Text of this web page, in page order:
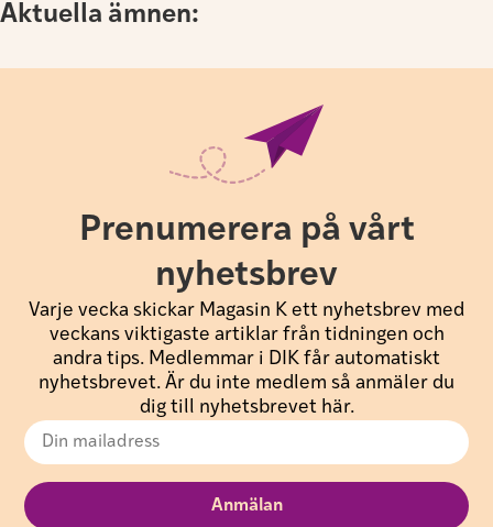
Aktuella ämnen:
Prenumerera på vårt
nyhetsbrev
Varje vecka skickar Magasin K ett nyhetsbrev med
veckans viktigaste artiklar från tidningen och
andra tips. Medlemmar i DIK får automatiskt
nyhetsbrevet. Är du inte medlem så anmäler du
dig till nyhetsbrevet här.